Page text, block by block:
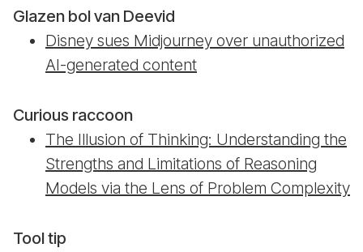
Glazen bol van Deevid
Disney sues Midjourney over unauthorized
AI-generated content
Curious raccoon
The Illusion of Thinking: Understanding the
Strengths and Limitations of Reasoning
Models via the Lens of Problem Complexity
Tool tip